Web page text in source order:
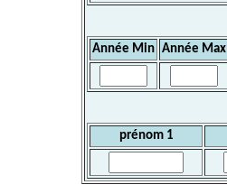
Année Min Année Max
prénom 1